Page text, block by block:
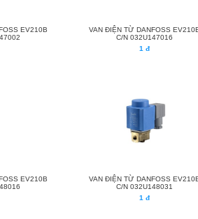
EV210B
VAN ĐIỆN TỪ DANFOSS
C/N 032U147016
1 đ
EV210B
VAN ĐIỆN TỪ DANFOSS
C/N 032U148031
1 đ